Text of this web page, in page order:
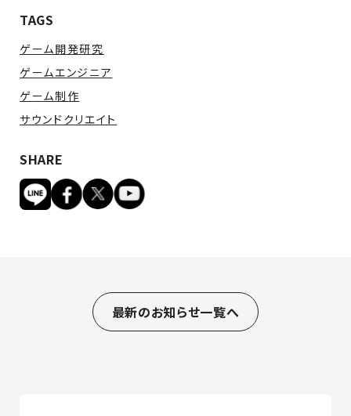
TAGS
ゲーム開発研究
ゲームエンジニア
ゲーム制作
サウンドクリエイト
SHARE
最新のお知らせ一覧へ